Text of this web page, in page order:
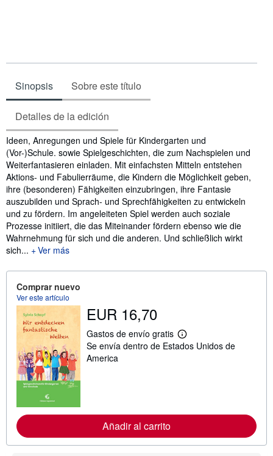
Sinopsis Sobre este título
Detalles de la edición
Sinopsis
Ideen, Anregungen und Spiele für Kindergarten und
(Vor-)Schule. sowie Spielgeschichten, die zum Nachspielen und
Weiterfantasieren einladen. Mit einfachsten Mitteln entstehen
Aktions- und Fabulierräume, die Kindern die Möglichkeit geben,
ihre (besonderen) Fähigkeiten einzubringen, ihre Fantasie
auszubilden und Sprach- und Sprechfähigkeiten zu entwickeln
und zu fördern. Im angeleiteten Spiel werden auch soziale
Prozesse initiiert, die das Miteinander fördern ebenso wie die
Wahrnehmung für sich und die anderen. Und schließlich wirkt
sich...
Ver más
Comprar nuevo
Ver este artículo
EUR 16,70
Gastos de envío gratis
M
á
i
ó
Se envía dentro de Estados Unidos de
America
Añadir al carrito